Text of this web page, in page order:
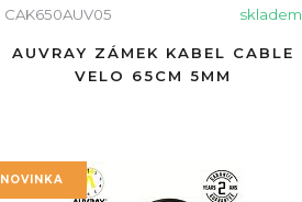
CAK650AUV05 skladem
AUVRAY ZÁMEK KABEL CABLE
VELO 65CM 5MM
NOVINKA